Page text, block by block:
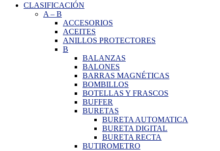
CLASIFICACIÓN
A – B
ACCESORIOS
ACEITES
ANILLOS PROTECTORES
B
BALANZAS
BALONES
BARRAS MAGNÉTICAS
BOMBILLOS
BOTELLAS Y FRASCOS
BUFFER
BURETAS
BURETA AUTOMATICA
BURETA DIGITAL
BURETA RECTA
BUTIROMETRO